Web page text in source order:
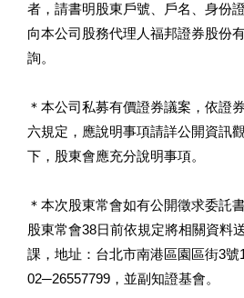
者，請書明股東戶號、戶名、身份
向本公司股務代理人福邦證券股份
詢。
＊本公司私募有價證券議案，依證
六規定，應說明事項請詳公開資訊
下，股東會應充分說明事項。
＊本次股東常會如有公開徵求委託
股東常會38日前依規定將相關資料
課，地址：台北市南港區園區街3號
02─26557799，並副知證基會。